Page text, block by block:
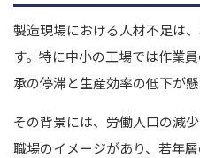
製造現場における人材不足は
す。特に中小の工場では作業
承の停滞と生産効率の低下が懸
その背景には、労働人口の減
職場のイメージがあり、若年